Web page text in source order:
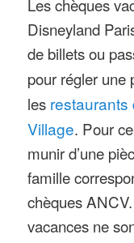
Disneyland
de billets ou
pour régler
les
Village. Pour
munir d’une
famille
chèques
vacances ne